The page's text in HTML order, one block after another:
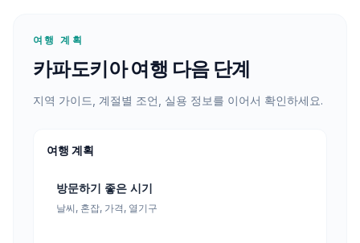
여행 계획
카파도키아 여행 다음 단계
지역 가이드, 계절별 조언, 실용 정보를 이어서 확인하세요.
여행 계획
방문하기 좋은 시기
날씨, 혼잡, 가격, 열기구